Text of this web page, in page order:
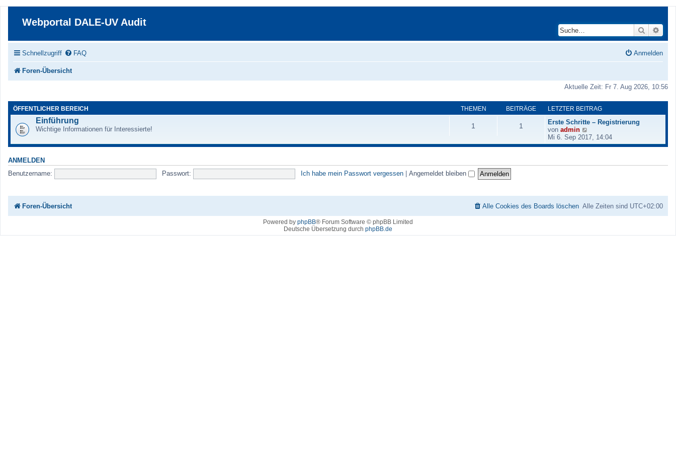
Webportal DALE-UV Audit
Suche
Schnellzugriff FAQ Anmelden
Foren-Übersicht
Aktuelle Zeit: Fr 7. Aug 2026, 10:56
ÖFFENTLICHER BEREICH THEMEN BEITRÄGE LETZTER BEITRAG
Einführung
Wichtige Informationen für Interessierte! 1 1
Erste Schritte – Registrierung
von admin
e
u
t
e
i
g
Mi 6. Sep 2017, 14:04
ANMELDEN
Benutzername: Passwort: Ich habe mein Passwort vergessen | Angemeldet bleiben
Foren-Übersicht Alle Zeiten sind UTC+02:00
Alle Cookies des Boards löschen
Powered by phpBB® Forum Software © phpBB Limited
Deutsche Übersetzung durch phpBB.de